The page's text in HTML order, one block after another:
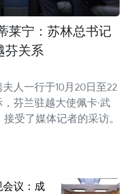
莱宁：苏林总书记
芬关系
人一行于10月20日至22
芬兰驻越大使佩卡·武
受了媒体记者的采访。
议：成